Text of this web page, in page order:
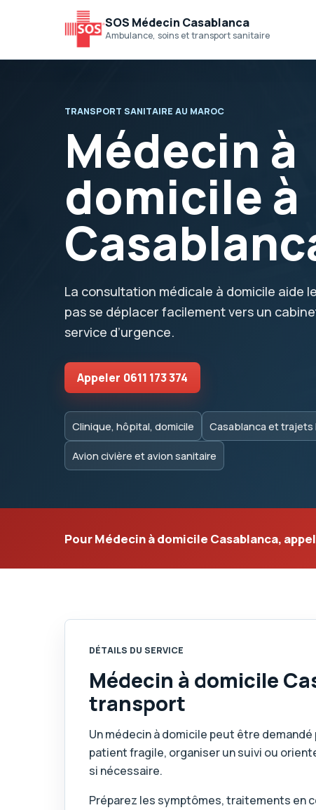
SOS Médecin Casablanca
Ambulance, soins et transport sanitaire
TRANSPORT SANITAIRE AU MAROC
Médecin à
domicile à
La consultation médicale à domicile aide
pas se déplacer facilement vers un
service d’urgence.
Appeler 0611 173 374
Clinique, hôpital, domicile Casablanca et trajets
Avion civière et avion sanitaire
Pour Médecin à domicile Casablanca,
DÉTAILS DU SERVICE
Médecin à domicile
transport
Un médecin à domicile peut être
patient fragile, organiser un suivi ou
si nécessaire.
Préparez les symptômes, traitements en